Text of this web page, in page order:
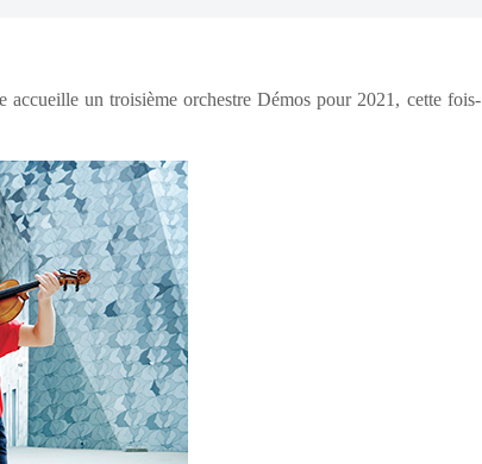
un troisième orchestre Démos pour 2021, cette fois-